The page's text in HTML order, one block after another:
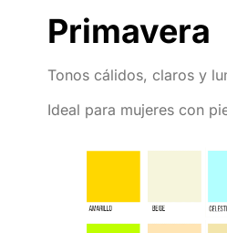
Primavera
Tonos cálidos, claros y
Ideal para mujeres con